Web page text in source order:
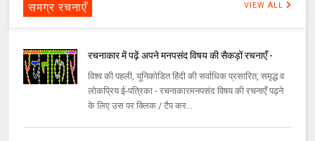
समग्र रचनाएँ VIEW ALL
रचनाकार में पढ़ें अपने मनपसंद विषय की सैकड़ों रचनाएँ -
विश्व की पहली, यूनिकोडित हिंदी की सर्वाधिक प्रसारित, समृद्ध व
लोकप्रिय ई-पत्रिका - रचनाकारमनपसंद विषय की रचनाएँ पढ़ने
के लिए उस पर क्लिक / टैप कर...